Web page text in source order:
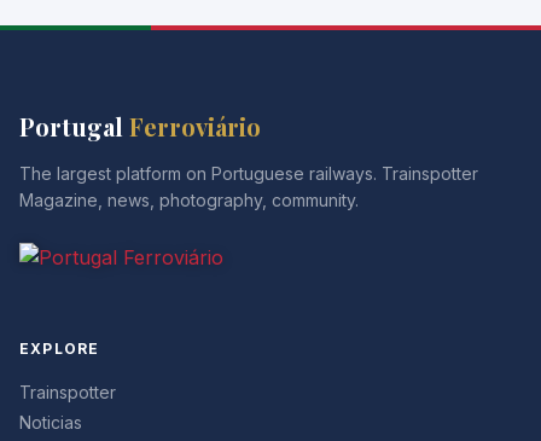
Portugal Ferroviário
The largest platform on Portuguese railways. Trainspotter
Magazine, news, photography, community.
EXPLORE
Trainspotter
Noticias